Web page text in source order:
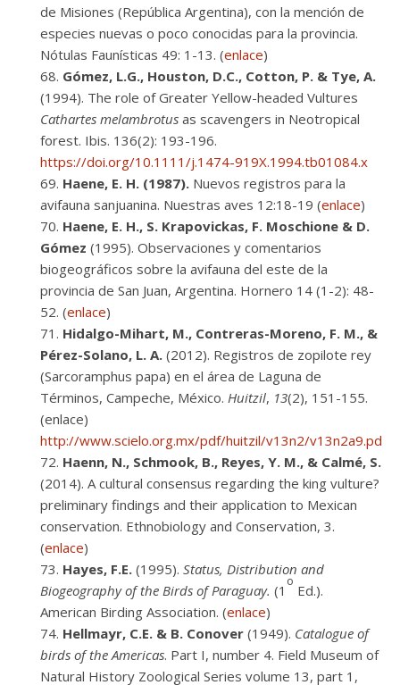
de Misiones (República Argentina), con la mención de
especies nuevas o poco conocidas para la provincia.
Nótulas Faunísticas 49: 1-13. (enlace)
Gómez, L.G., Houston, D.C., Cotton, P. & Tye, A.
(1994). The role of Greater Yellow-headed Vultures
Cathartes melambrotus as scavengers in Neotropical
forest. Ibis. 136(2): 193-196.
https://doi.org/10.1111/j.1474-919X.1994.tb01084.x
Haene, E. H. (1987). Nuevos registros para la
avifauna sanjuanina. Nuestras aves 12:18-19 (enlace)
Haene, E. H., S. Krapovickas, F. Moschione & D.
Gómez (1995). Observaciones y comentarios
biogeográficos sobre la avifauna del este de la
provincia de San Juan, Argentina. Hornero 14 (1-2): 48-
52. (enlace)
Hidalgo-Mihart, M., Contreras-Moreno, F. M., &
Pérez-Solano, L. A. (2012). Registros de zopilote rey
(Sarcoramphus papa) en el área de Laguna de
Términos, Campeche, México. Huitzil, 13(2), 151-155.
(enlace)
http://www.scielo.org.mx/pdf/huitzil/v13n2/v13n2a9.pdf
Haenn, N., Schmook, B., Reyes, Y. M., & Calmé, S.
(2014). A cultural consensus regarding the king vulture?
preliminary findings and their application to Mexican
conservation. Ethnobiology and Conservation, 3.
(enlace)
Hayes, F.E. (1995). Status, Distribution and
Biogeography of the Birds of Paraguay. (1
o
Ed.).
American Birding Association. (enlace)
Hellmayr, C.E. & B. Conover (1949). Catalogue of
birds of the Americas. Part I, number 4. Field Museum of
Natural History Zoological Series volume 13, part 1,